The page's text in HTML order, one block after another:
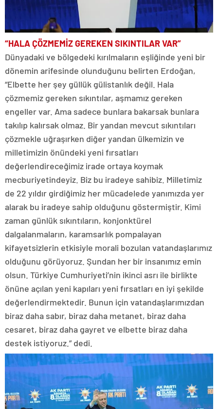
“HALA ÇÖZMEMİZ GEREKEN SIKINTILAR VAR”
Dünyadaki ve bölgedeki kırılmaların eşliğinde yeni bir
dönemin arifesinde olunduğunu belirten Erdoğan,
“Elbette her şey güllük gülistanlık değil. Hala
çözmemiz gereken sıkıntılar, aşmamız gereken
engeller var. Ama sadece bunlara bakarsak bunlara
takılıp kalırsak olmaz. Bir yandan mevcut sıkıntıları
çözmekle uğraşırken diğer yandan ülkemizin ve
milletimizin önündeki yeni fırsatları
değerlendireceğimiz irade ortaya koymak
mecburiyetindeyiz. Biz bu iradeye sahibiz. Milletimiz
de 22 yıldır girdiğimiz her mücadelede yanımızda yer
alarak bu iradeye sahip olduğunu göstermiştir. Kimi
zaman günlük sıkıntıların, konjonktürel
dalgalanmaların, karamsarlık pompalayan
kifayetsizlerin etkisiyle morali bozulan vatandaşlarımız
olduğunu görüyoruz. Şundan her bir insanımız emin
olsun. Türkiye Cumhuriyeti’nin ikinci asrı ile birlikte
önüne açılan yeni kapıları yeni fırsatları en iyi şekilde
değerlendirmektedir. Bunun için vatandaşlarımızdan
biraz daha sabır, biraz daha metanet, biraz daha
cesaret, biraz daha gayret ve elbette biraz daha
destek istiyoruz.” dedi.